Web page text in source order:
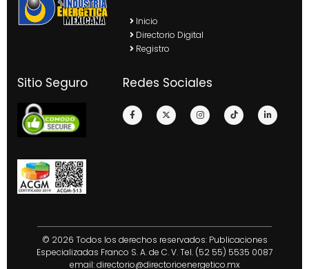
Inicio
Directorio Digital
Registro
Sitio Seguro Redes Sociales
© 2026 Todos los derechos reservados: Publicaciones
Especializadas Franco S. A. de C. V. Tel. (52 55) 5535 0087
email:directorio@directorioenergetico.mx